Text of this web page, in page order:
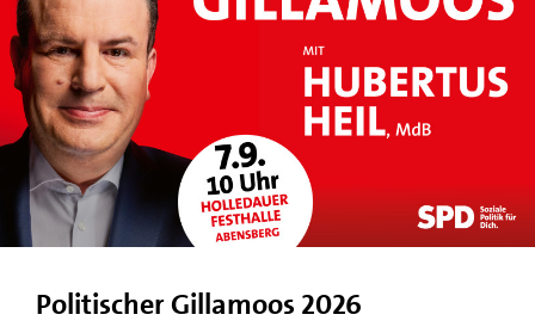
Politischer Gillamoos 2026